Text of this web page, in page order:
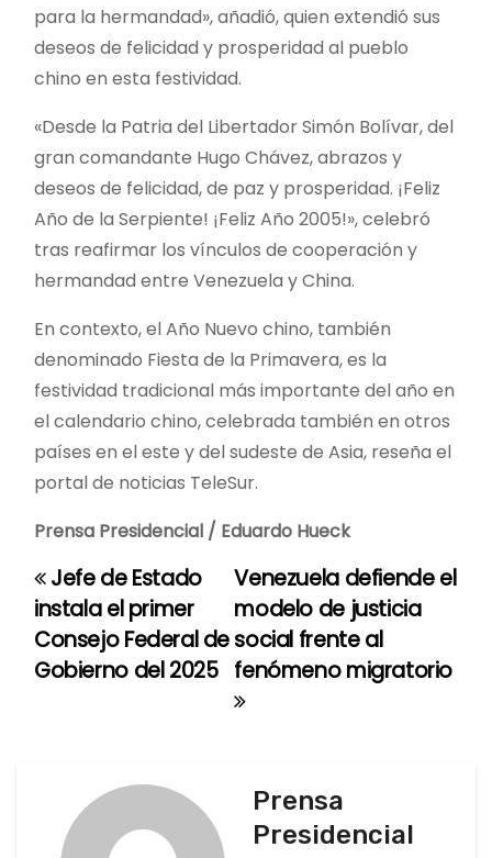
para la hermandad», añadió, quien extendió sus
deseos de felicidad y prosperidad al pueblo
chino en esta festividad.
«Desde la Patria del Libertador Simón Bolívar, del
gran comandante Hugo Chávez, abrazos y
deseos de felicidad, de paz y prosperidad. ¡Feliz
Año de la Serpiente! ¡Feliz Año 2005!», celebró
tras reafirmar los vínculos de cooperación y
hermandad entre Venezuela y China.
En contexto, el Año Nuevo chino, también
denominado Fiesta de la Primavera, es la
festividad tradicional más importante del año en
el calendario chino, celebrada también en otros
países en el este y del sudeste de Asia, reseña el
portal de noticias TeleSur.
Prensa Presidencial / Eduardo Hueck
N
a
v
Venezuela defiende el
modelo de justicia
social frente al
fenómeno migratorio
Jefe de Estado
instala el primer
Consejo Federal de
Gobierno del 2025
Prensa
Presidencial